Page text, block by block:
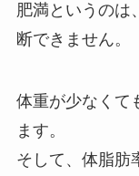
肥満というのは
断できません。
体重が少なくて
ます。
そして、体脂肪